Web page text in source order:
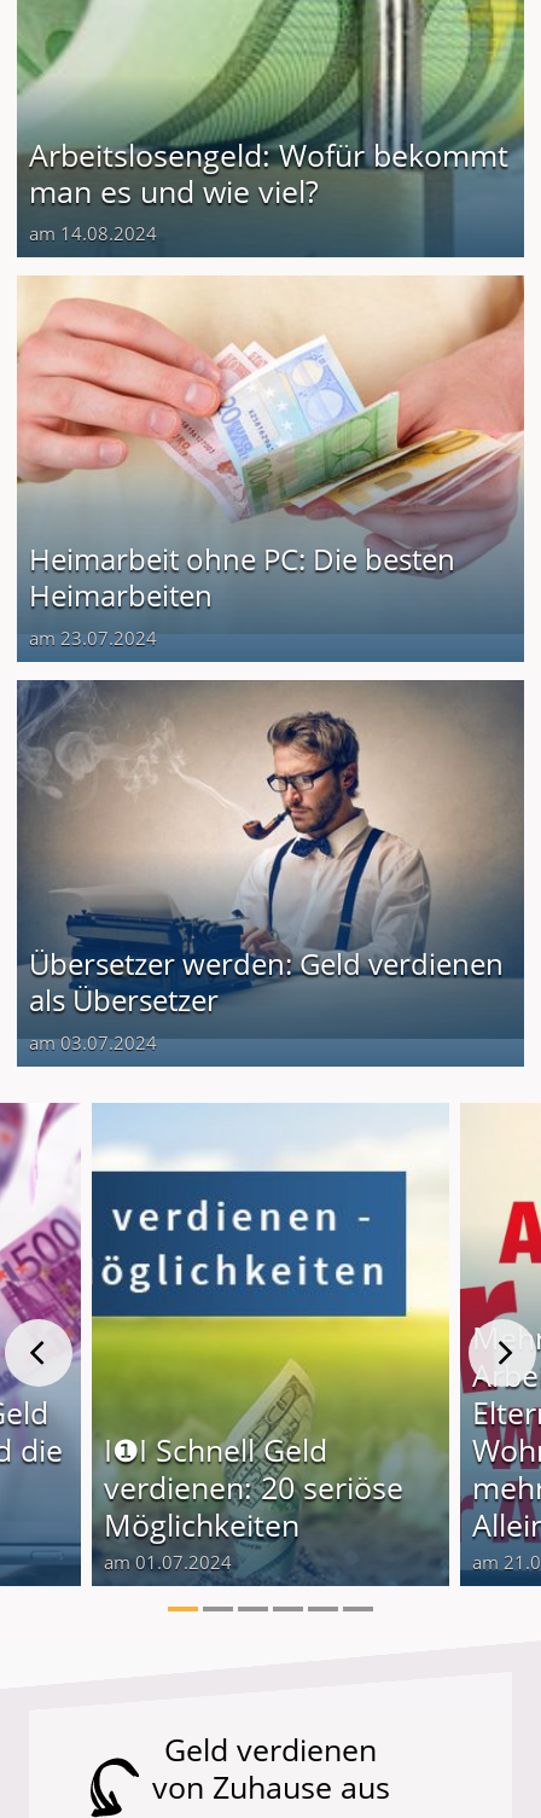
Arbeitslosengeld: Wofür bekommt
man es und wie viel?
am 14.08.2024
Heimarbeit ohne PC: Die besten
Heimarbeiten
am 23.07.2024
Übersetzer werden: Geld verdienen
als Übersetzer
am 03.07.2024
die
I❶I Schnell Geld
verdienen: 20 seriöse
Möglichkeiten
am 01.07.2024 am
Geld verdienen
von Zuhause aus